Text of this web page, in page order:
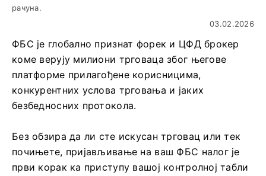
рачуна.
03.02.2026
ФБС је глобално признат форек и ЦФД брокер
коме верују милиони трговаца због његове
платформе прилагођене корисницима,
конкурентних услова трговања и јаких
безбедносних протокола.
Без обзира да ли сте искусан трговац или тек
почињете, пријављивање на ваш ФБС налог је
први корак ка приступу вашој контролној табли